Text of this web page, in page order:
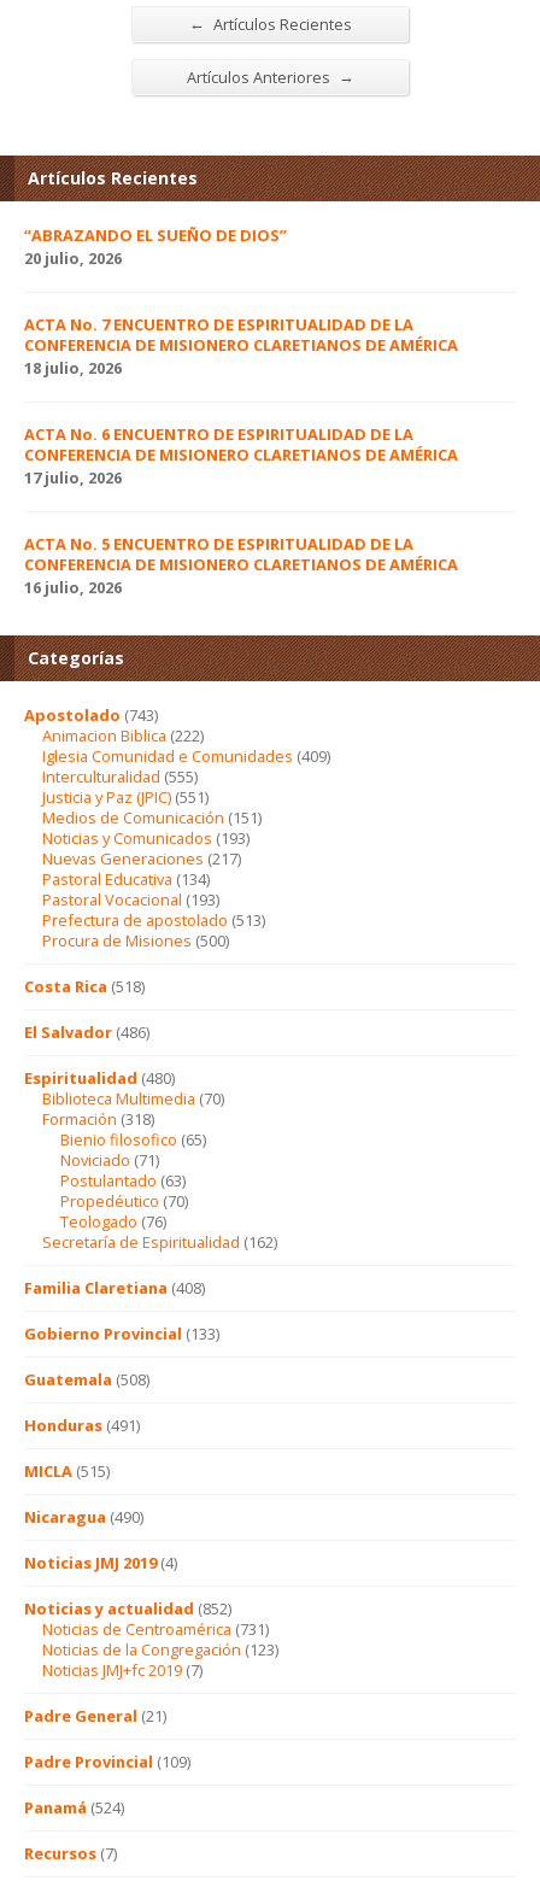
← Artículos Recientes
Artículos Anteriores →
Artículos Recientes
“ABRAZANDO EL SUEÑO DE DIOS”
20 julio, 2026
ACTA No. 7 ENCUENTRO DE ESPIRITUALIDAD DE LA
CONFERENCIA DE MISIONERO CLARETIANOS DE AMÉRICA
18 julio, 2026
ACTA No. 6 ENCUENTRO DE ESPIRITUALIDAD DE LA
CONFERENCIA DE MISIONERO CLARETIANOS DE AMÉRICA
17 julio, 2026
ACTA No. 5 ENCUENTRO DE ESPIRITUALIDAD DE LA
CONFERENCIA DE MISIONERO CLARETIANOS DE AMÉRICA
16 julio, 2026
Categorías
Apostolado (743)
Animacion Biblica (222)
Iglesia Comunidad e Comunidades (409)
Interculturalidad (555)
Justicia y Paz (JPIC) (551)
Medios de Comunicación (151)
Noticias y Comunicados (193)
Nuevas Generaciones (217)
Pastoral Educativa (134)
Pastoral Vocacional (193)
Prefectura de apostolado (513)
Procura de Misiones (500)
Costa Rica (518)
El Salvador (486)
Espiritualidad (480)
Biblioteca Multimedia (70)
Formación (318)
Bienio filosofico (65)
Noviciado (71)
Postulantado (63)
Propedéutico (70)
Teologado (76)
Secretaría de Espiritualidad (162)
Familia Claretiana (408)
Gobierno Provincial (133)
Guatemala (508)
Honduras (491)
MICLA (515)
Nicaragua (490)
Noticias JMJ 2019(4)
Noticias y actualidad (852)
Noticias de Centroamérica (731)
Noticias de la Congregación (123)
Noticias JMJ+fc 2019 (7)
Padre General (21)
Padre Provincial (109)
Panamá (524)
Recursos (7)